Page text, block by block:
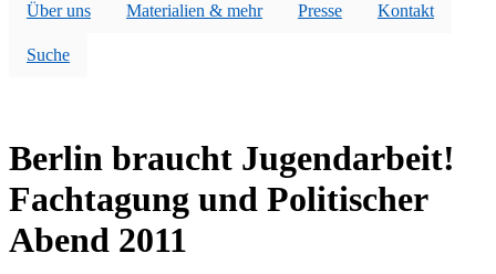
Über uns Materialien & mehr Presse Kontakt
Suche
Berlin braucht Jugendarbeit!
Fachtagung und Politischer
Abend 2011